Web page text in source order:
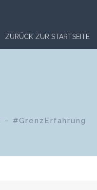
ZURÜCK ZUR STARTSEITE
#GrenzErfahrung